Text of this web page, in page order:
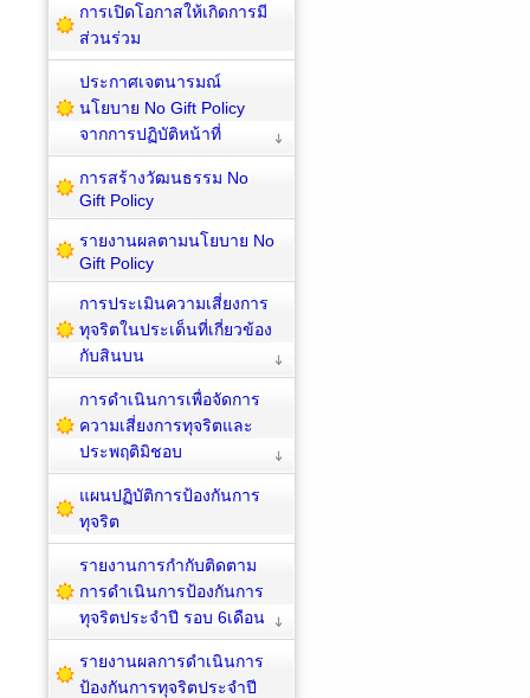
การเปิดโอกาสให้เกิดการมี
ส่วนร่วม
ประกาศเจตนารมณ์
นโยบาย No Gift Policy
จากการปฏิบัติหน้าที่
การสร้างวัฒนธรรม No
Gift Policy
รายงานผลตามนโยบาย No
Gift Policy
การประเมินความเสี่ยงการ
ทุจริตในประเด็นที่เกี่ยวข้อง
กับสินบน
การดำเนินการเพื่อจัดการ
ความเสี่ยงการทุจริตและ
ประพฤติมิชอบ
แผนปฏิบัติการป้องกันการ
ทุจริต
รายงานการกำกับติดตาม
การดำเนินการป้องกันการ
ทุจริตประจำปี รอบ 6เดือน
รายงานผลการดำเนินการ
ป้องกันการทุจริตประจำปี